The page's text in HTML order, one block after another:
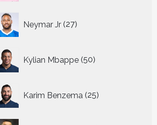
Neymar Jr 27
producten
Kylian Mbappe 50
producten
Karim Benzema 25
producten